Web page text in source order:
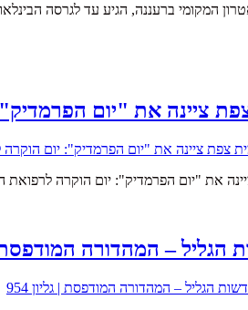
המקומי ברעננה, הגיע עד לגרסה
ציינה את "יום
את "יום הפרמדיק": יום הוקרה לרפואת
הגליל – המהדורה המודפסת |